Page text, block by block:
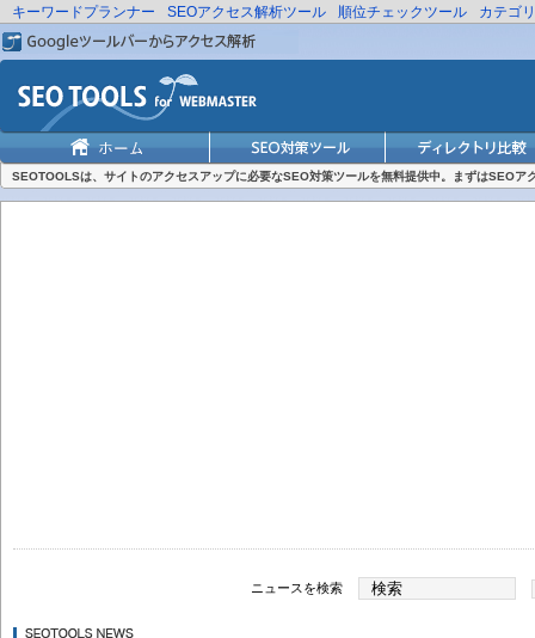
キーワードプランナー SEOアクセス解析ツール 順位チェックツール カテゴ
SEOTOOLSは、サイトのアクセスアップに必要なSEO対策ツールを無料提供中。まずはSEOア
ニュースを検索